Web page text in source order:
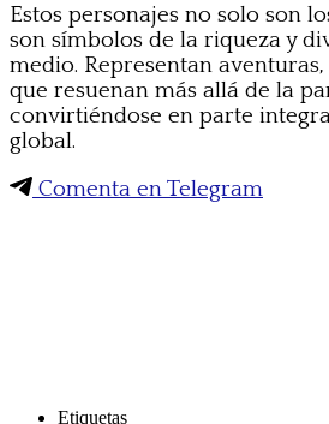
Estos personajes no solo son
son símbolos de la riqueza y
medio. Representan
que resuenan más allá de la
convirtiéndose en parte
global.
Comenta en Telegram
Etiquetas